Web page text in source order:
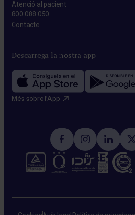
Atenció al pacient
800 088 050
Contacte​
Descarrega la nostra app
Més sobre l’App​